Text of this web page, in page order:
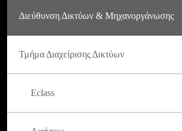
Διεύθυνση Δικτύων & Μηχανοργάνωσης
Τμήμα Διαχείρισης Δικτύων
Eclass